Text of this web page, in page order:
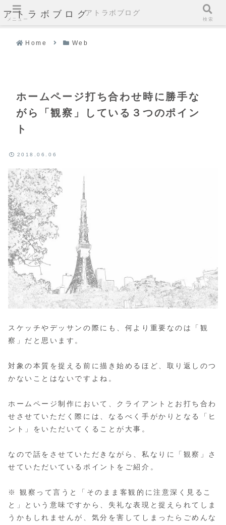
アトラボブログ
Home Web
ホームページ打ち合わせ時に勝手な
がら「観察」している３つのポイン
ト
2018.06.06
スケッチやデッサンの際にも、何より重要なのは「観
察」だと思います。
対象の本質を捉える前に描き始めるほど、取り返しのつ
かないことはないですよね。
ホームページ制作において、クライアントとお打ち合わ
せさせていただく際には、なるべく手がかりとなる「ヒ
ント」をいただいてくることが大事。
なので話をさせていただきながら、私なりに「観察」さ
せていただいているポイントをご紹介。
※ 観察って言うと「そのまま客観的に注意深く見るこ
と」という意味ですから、失礼な表現と捉えられてしま
うかもしれませんが、気分を害してしまったらごめんな
メニュー
アトラボブログ
検索